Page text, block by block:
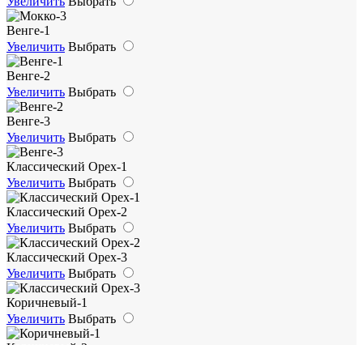
Венге-1
Увеличить Выбрать
Венге-2
Увеличить Выбрать
Венге-3
Увеличить Выбрать
Классический Орех-1
Увеличить Выбрать
Классический Орех-2
Увеличить Выбрать
Классический Орех-3
Увеличить Выбрать
Коричневый-1
Увеличить Выбрать